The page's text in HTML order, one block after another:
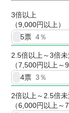
3倍以上
（9,000円以上）
5票 4％
2.5倍以上～3倍
（7,500円以上～
4票 3％
2倍以上～2.5倍
（6,000円以上～